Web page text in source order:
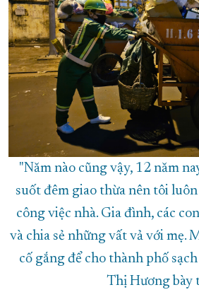
"Năm nào cũng vậy, 12 năm
suốt đêm giao thừa nên tôi
công việc nhà. Gia đình, các
và chia sẻ những vất vả với mẹ.
cố gắng để cho thành phố
Thị Hương bày